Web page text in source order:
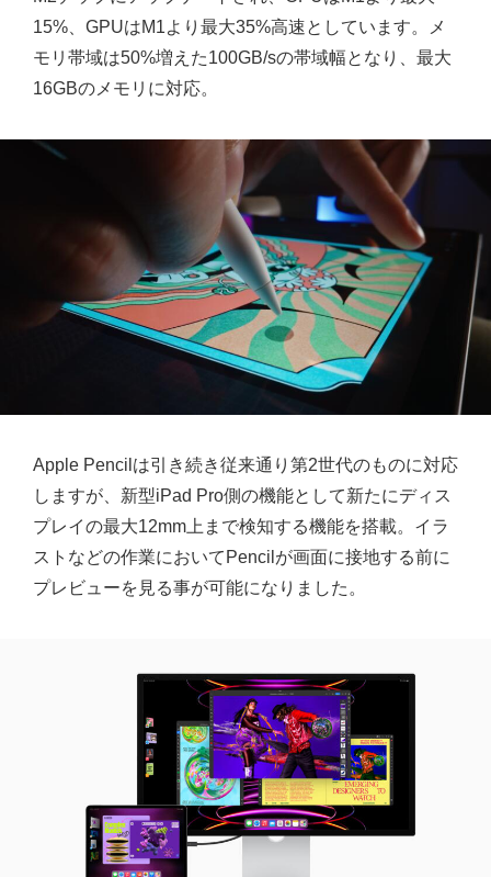
15%、GPUはM1より最大35%高速としています。メ
モリ帯域は50%増えた100GB/sの帯域幅となり、最大
16GBのメモリに対応。
Apple Pencilは引き続き従来通り第2世代のものに対応
しますが、新型iPad Pro側の機能として新たにディス
プレイの最大12mm上まで検知する機能を搭載。イラ
ストなどの作業においてPencilが画面に接地する前に
プレビューを見る事が可能になりました。